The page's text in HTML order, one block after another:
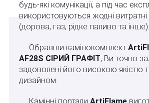
будь-які комунікації, а під час
використовуються жодні витратні
(дорова, газ, рідке паливо та інше).
Обравши камінокомплект
AF28S СІРИЙ ГРАФІТ, Ви точно
задоволені його високою якістю
дизайном.